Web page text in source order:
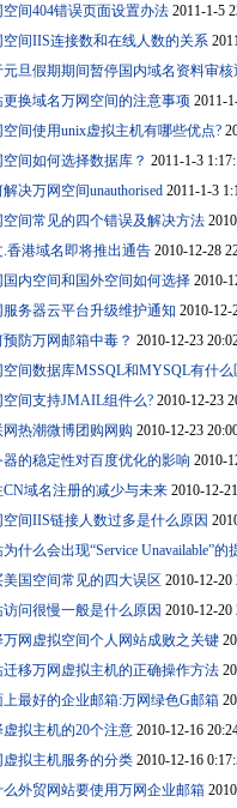
空间404错误页面设置办法 2011-1-5
空间IIS连接数和在线人数的关系
元旦假期期间暂停国内域名资料审核
更换域名万网空间的注意事项 2011-
空间使用unix虚拟主机有哪些优点?
空间如何选择数据库？ 2011-1-3
决万网空间unauthorised 2011-1-3
空间常见的四个错误及解决方法
.香港域名即将推出通告 2010-12-28
国内空间和国外空间如何选择 2010-
服务器云平台升级维护通知 2010-12-
预防万网邮箱中毒？ 2010-12-23
空间数据库MSSQL和MYSQL有什么
空间支持JMAIL组件么? 2010-12-23
网热潮微博团购网购 2010-12-23
器的稳定性对百度优化的影响 2010-
CN域名注册的减少与未来 2010-12-
空间IIS链接人数过多是什么原因
为什么会出现“Service Unavailable”的
美国空间常见的四大误区 2010-12-20
访问很慢一般是什么原因 2010-12-20
万网虚拟空间个人网站成败之关键
迁移万网虚拟主机的正确操作方法
上最好的企业邮箱:万网绿色G邮箱
虚拟主机的20个注意 2010-12-16
虚拟主机服务的分类 2010-12-16
么外贸网站要使用万网企业邮箱